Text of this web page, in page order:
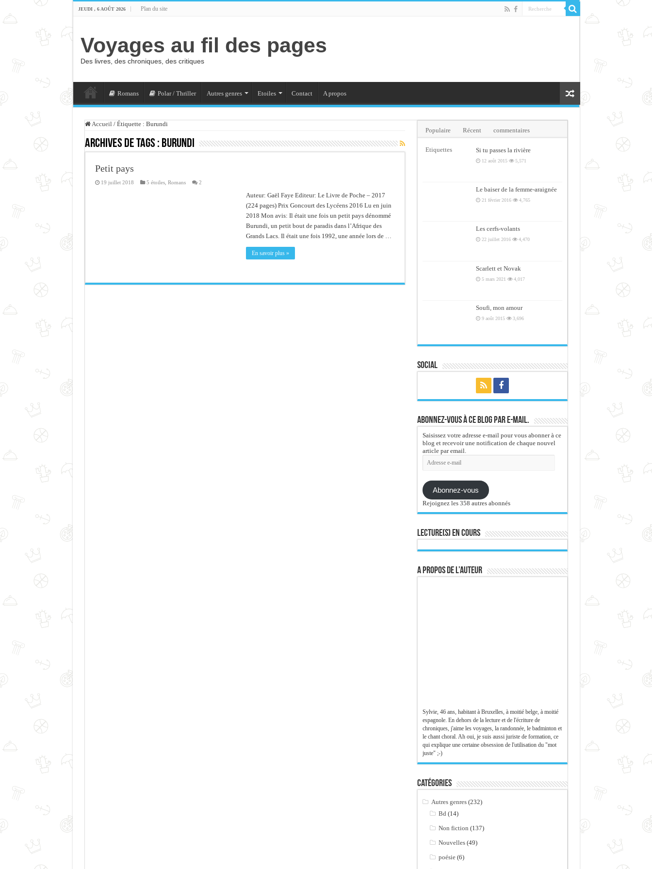
JEUDI , 6 AOÛT 2026 Plan du site
Voyages au fil des pages
Des livres, des chroniques, des critiques
Romans Polar / Thriller Autres genres Etoiles Contact A propos
Accueil / Étiquette : Burundi
Archives de tags : Burundi
Petit pays
19 juillet 2018 5 étoiles, Romans 2
Auteur: Gaël Faye Editeur: Le Livre de Poche – 2017
(224 pages) Prix Goncourt des Lycéens 2016 Lu en juin
2018 Mon avis: Il était une fois un petit pays dénommé
Burundi, un petit bout de paradis dans l’Afrique des
Grands Lacs. Il était une fois 1992, une année lors de …
En savoir plus »
Populaire Récent commentaires
Etiquettes Si tu passes la rivière
12 août 2015 5,571
Le baiser de la femme-araignée
21 février 2016 4,765
Les cerfs-volants
22 juillet 2016 4,470
Scarlett et Novak
5 mars 2021 4,017
Soufi, mon amour
9 août 2015 3,696
Social
Abonnez-vous à ce blog par e-mail.
Saisissez votre adresse e-mail pour vous abonner à ce
blog et recevoir une notification de chaque nouvel
article par email.
Adresse
Abonnez-vous
Rejoignez les 358 autres abonnés
Lecture(s) en cours
A propos de l’auteur
Sylvie, 46 ans, habitant à Bruxelles, à moitié belge, à moitié
espagnole. En dehors de la lecture et de l'écriture de
chroniques, j'aime les voyages, la randonnée, le badminton et
le chant choral. Ah oui, je suis aussi juriste de formation, ce
qui explique une certaine obsession de l'utilisation du "mot
juste" ;-)
Catégories
Autres genres (232)
Bd (14)
Non fiction (137)
Nouvelles (49)
poésie (6)